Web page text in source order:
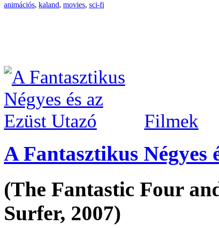
animációs, kaland, movies, sci-fi
Filmek
A Fantasztikus Négyes
(The Fantastic Four
Surfer, 2007)